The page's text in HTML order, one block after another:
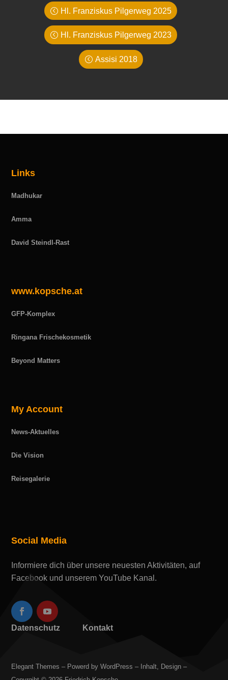
Hl. Franziskus Pilgerweg 2025
Hl. Franziskus Pilgerweg 2023
Assisi 2018
Links
Madhukar
Amma
David Steindl-Rast
www.kopsche.at
GFP-Komplex
Ringana Frischekosmetik
Beyond Matters
My Account
News-Aktuelles
Die Vision
Reisegalerie
Social Media
Informiere dich über unsere neuesten Aktivitäten, auf
Facebook und unserem YouTube Kanal.
Datenschutz Kontakt
Elegant Themes – Powerd by WordPress – Inhalt, Design –